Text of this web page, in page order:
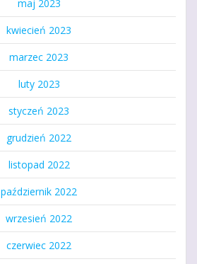
maj 2023
kwiecień 2023
marzec 2023
luty 2023
styczeń 2023
grudzień 2022
listopad 2022
październik 2022
wrzesień 2022
czerwiec 2022